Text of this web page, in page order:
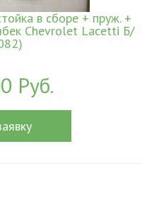
в сборе + пруж. +
Chevrolet Lacetti Б/
Руб.